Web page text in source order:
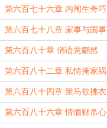
第六百七十六章 内闱生奇巧
第六百七十八章 家事与国事
第六百八十章 俏语意翩然
第六百八十二章 私情掩家祸
第六百八十四章 策马欲拂衣
第六百八十六章 情缅财帛心